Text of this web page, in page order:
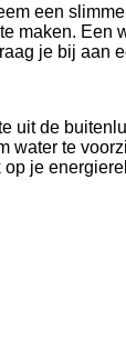
een
maken. Een
je bij aan
uit de
te
je